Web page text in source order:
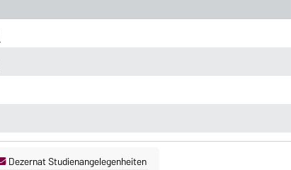
Dezernat Studienangelegenheiten